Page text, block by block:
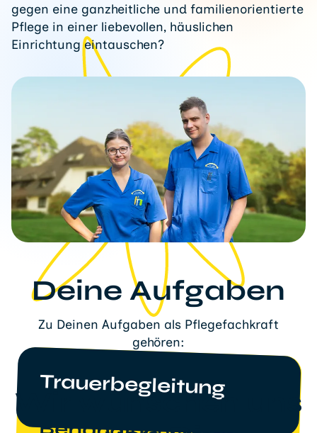
gegen eine ganzheitliche und familienorientierte
Pflege in einer liebevollen, häuslichen
Einrichtung eintauschen?
Deine Aufgaben
Zu Deinen Aufgaben als Pflegefachkraft
gehören:
Palliativpflege -
Grund- und
Trauerbegleitung
Wir wünschen uns